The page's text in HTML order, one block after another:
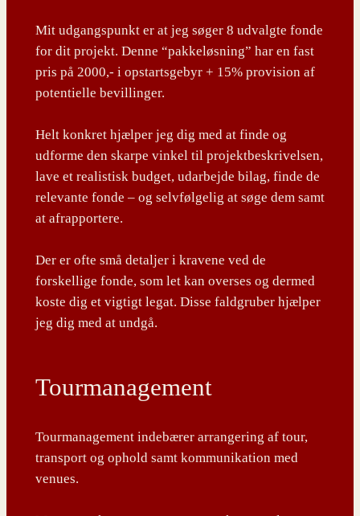
Mit udgangspunkt er at jeg søger 8 udvalgte fonde
for dit projekt. Denne “pakkeløsning” har en fast
pris på 2000,- i opstartsgebyr + 15% provision af
potentielle bevillinger.
Helt konkret hjælper jeg dig med at finde og
udforme den skarpe vinkel til projektbeskrivelsen,
lave et realistisk budget, udarbejde bilag, finde de
relevante fonde – og selvfølgelig at søge dem samt
at afrapportere.
Der er ofte små detaljer i kravene ved de
forskellige fonde, som let kan overses og dermed
koste dig et vigtigt legat. Disse faldgruber hjælper
jeg dig med at undgå.
Tourmanagement
Tourmanagement indebærer arrangering af tour,
transport og ophold samt kommunikation med
venues.